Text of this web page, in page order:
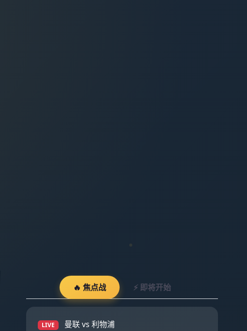
🔥 焦点战 ⚡ 即将开始
LIVE 曼联 vs 利物浦